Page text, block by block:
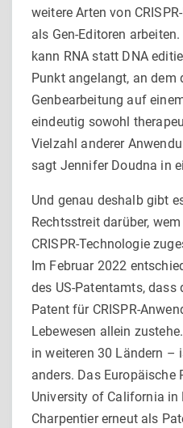
weitere Arten von
als Gen-Editoren
kann RNA statt DNA
Punkt angelangt, an dem
Genbearbeitung auf
eindeutig sowohl
Vielzahl anderer
sagt Jennifer Doudna in
Und genau deshalb gibt
Rechtsstreit darüber,
CRISPR-Technologie
Im Februar 2022
des US-Patentamts,
Patent für CRISPR-
Lebewesen allein
in weiteren 30 Ländern –
anders. Das Europäische
University of California in
Charpentier erneut als